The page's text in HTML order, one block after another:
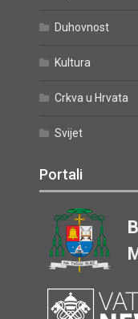
Duhovnost
Kultura
Crkva u Hrvata
Svijet
Portali